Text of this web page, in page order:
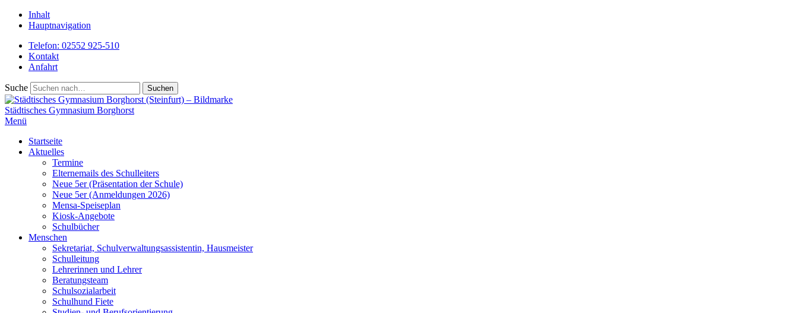
Inhalt
Hauptnavigation
Telefon: 02552 925-510
Kontakt
Anfahrt
Suche
Städtisches Gymnasium Borghorst
Menü
Startseite
Aktuelles
Termine
Elternemails des Schulleiters
Neue 5er (Präsentation der Schule)
Neue 5er (Anmeldungen 2026)
Mensa-Speiseplan
Kiosk-Angebote
Schulbücher
Menschen
Sekretariat, Schulverwaltungsassistentin, Hausmeister
Schulleitung
Lehrerinnen und Lehrer
Beratungsteam
Schulsozialarbeit
Schulhund Fiete